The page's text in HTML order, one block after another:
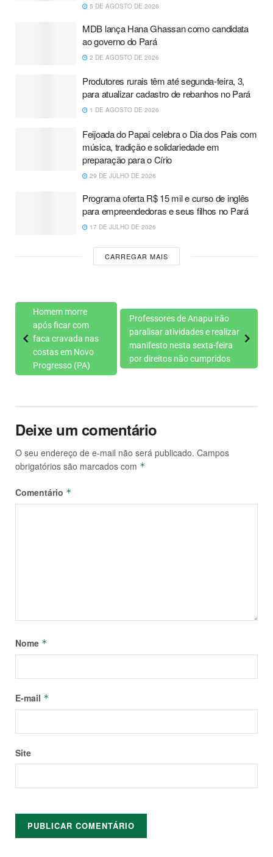
5 DE AGOSTO DE 2026
MDB lança Hana Ghassan como candidata
ao governo do Pará
2 DE AGOSTO DE 2026
Produtores rurais têm até segunda-feira, 3,
para atualizar cadastro de rebanhos no Pará
1 DE AGOSTO DE 2026
Feijoada do Papai celebra o Dia dos Pais com
música, tradição e solidariedade em
preparação para o Círio
29 DE JULHO DE 2026
Programa oferta R$ 15 mil e curso de inglês
para empreendedoras e seus filhos no Pará
17 DE JULHO DE 2026
CARREGAR MAIS
Homem morre
após ficar com
faca cravada nas
costas em Novo
Progresso (PA)
Professores de Anapu irão
paralisar atividades e realizar
manifesto nesta sexta-feira
por direitos não cumpridos
Deixe um comentário
O seu endereço de e-mail não será publicado. Campos
obrigatórios são marcados com *
Comentário *
Nome *
E-mail *
Site